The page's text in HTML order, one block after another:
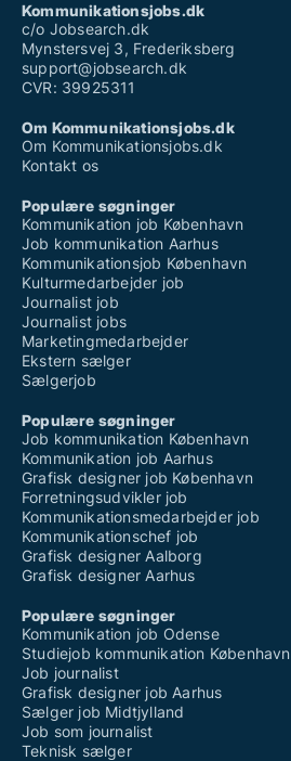
Kommunikationsjobs.dk
c/o Jobsearch.dk
Mynstersvej 3, Frederiksberg
support@jobsearch.dk
CVR: 39925311
Om Kommunikationsjobs.dk
Om Kommunikationsjobs.dk
Kontakt os
Populære søgninger
Kommunikation job København
Job kommunikation Aarhus
Kommunikationsjob København
Kulturmedarbejder job
Journalist job
Journalist jobs
Marketingmedarbejder
Ekstern sælger
Sælgerjob
Populære søgninger
Job kommunikation København
Kommunikation job Aarhus
Grafisk designer job København
Forretningsudvikler job
Kommunikationsmedarbejder job
Kommunikationschef job
Grafisk designer Aalborg
Grafisk designer Aarhus
Populære søgninger
Kommunikation job Odense
Studiejob kommunikation København
Job journalist
Grafisk designer job Aarhus
Sælger job Midtjylland
Job som journalist
Teknisk sælger